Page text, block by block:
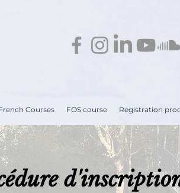
Courses FOS course Registration